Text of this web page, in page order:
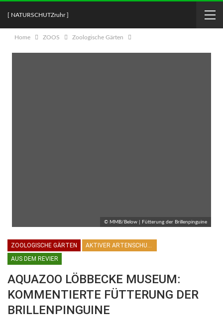
[ NATURSCHUTZruhr ]
Home ZOOS Zoologische Gärten
© MMB/Below | Fütterung der Brillenpinguine
ZOOLOGISCHE GÄRTEN
AKTIVER ARTENSCHUTZ
AUS DEM REVIER
AQUAZOO LÖBBECKE MUSEUM:
KOMMENTIERTE FÜTTERUNG DER
BRILLENPINGUINE